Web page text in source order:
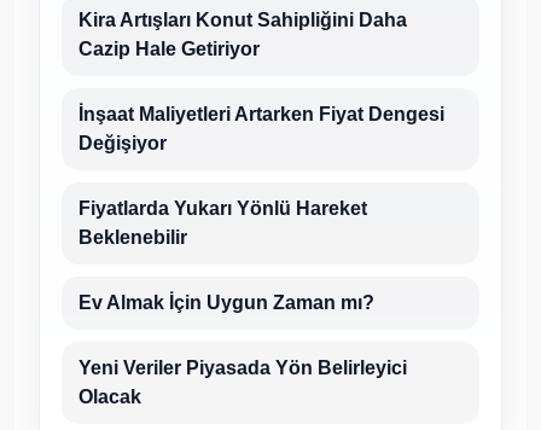
Kira Artışları Konut Sahipliğini Daha
Cazip Hale Getiriyor
İnşaat Maliyetleri Artarken Fiyat Dengesi
Değişiyor
Fiyatlarda Yukarı Yönlü Hareket
Beklenebilir
Ev Almak İçin Uygun Zaman mı?
Yeni Veriler Piyasada Yön Belirleyici
Olacak